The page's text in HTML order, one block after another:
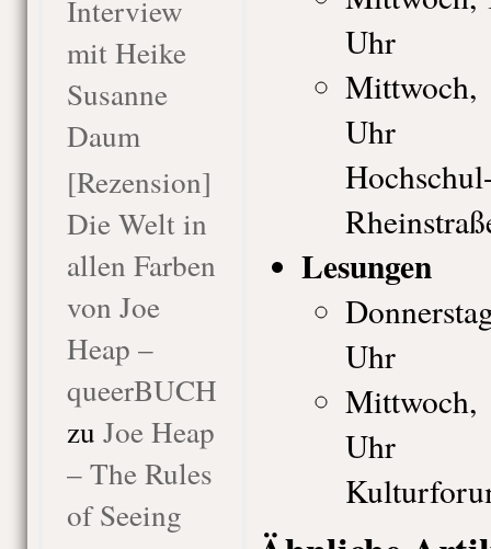
Interview
mit Heike
Susanne
Daum
[Rezension]
Die Welt in
allen Farben
von Joe
Heap –
queerBUCH
zu Joe Heap
– The Rules
of Seeing
Uhr
Uhr
Lesungen
Uhr
Uhr